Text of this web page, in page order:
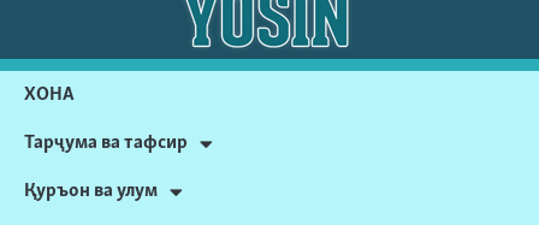
ХОНА
Тарҷума ва тафсир
Қуръон ва улум